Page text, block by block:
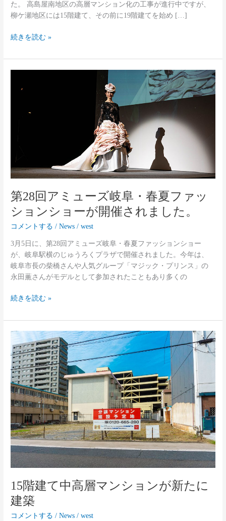
た。 高島屋南地区の高層マンション化の工事が進行中ですが、
柳ケ瀬地区には15階建て、その前に19階建てを始め […]
続きを読む »
第28回アミューズ岐阜・春夏ファッ
ションショーが開催されました。
コメントする /News /west
3月5日に、第28回アミューズ岐阜・春夏ファッションショー
が、岐阜駅横のじゅうろくプラザで開催されました。今年は、
岐阜市長の柴橋さんや人気グループ「マジック・プリンス」の
永田薫さんがモデルとして参加されたこともあり多くの
岐
阜・
夏
フ
ッ
シ
ョ
ン
シ
ー
開
催
れ
ま
し
た。
続きを読む »
15階建て中高層マンションが新たに
建築
コメントする /News /west
15
階
建
て
中
高
層
マ
ン
シ
ョ
ン
が
新
た
に
建